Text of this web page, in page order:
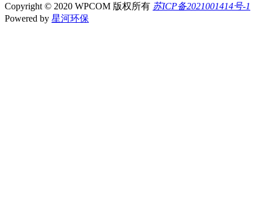
Copyright © 2020 WPCOM 版权所有 苏ICP备2021001414号-1
Powered by 星河环保